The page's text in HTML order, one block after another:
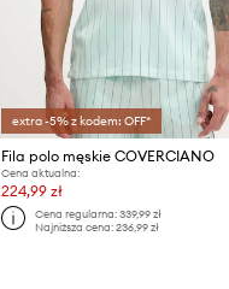
extra -5% z kodem: OFF*
Fila polo męskie COVERCIANO
Cena aktualna:
224,99 zł
Cena regularna: 339,99 zł
Najniższa cena: 236,99 zł